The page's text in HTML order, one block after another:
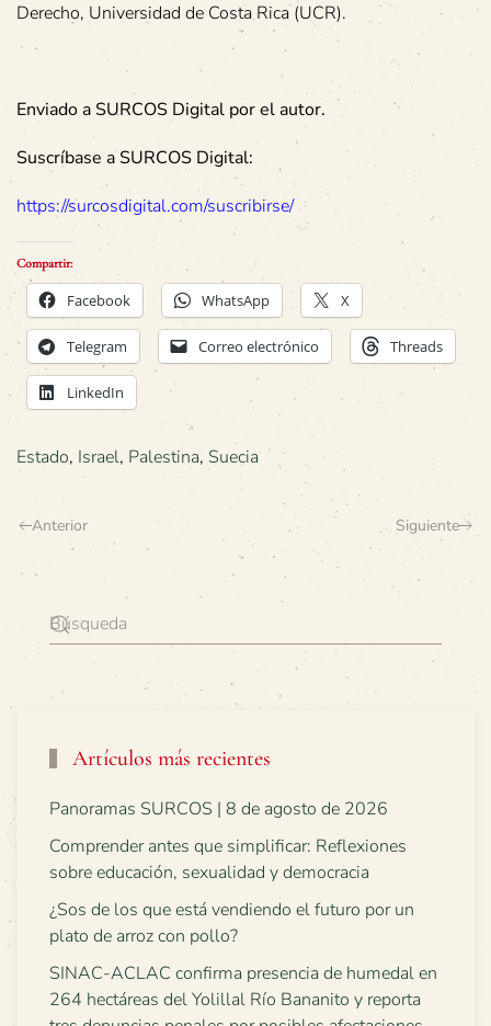
Derecho, Universidad de Costa Rica (UCR).
Enviado a SURCOS Digital por el autor.
Suscríbase a SURCOS Digital:
https://surcosdigital.com/suscribirse/
Compartir:
Facebook WhatsApp X
Telegram Correo electrónico Threads
LinkedIn
Estado, Israel, Palestina, Suecia
Anterior Siguiente
Artículos más recientes
Panoramas SURCOS | 8 de agosto de 2026
Comprender antes que simplificar: Reflexiones
sobre educación, sexualidad y democracia
¿Sos de los que está vendiendo el futuro por un
plato de arroz con pollo?
SINAC-ACLAC confirma presencia de humedal en
264 hectáreas del Yolillal Río Bananito y reporta